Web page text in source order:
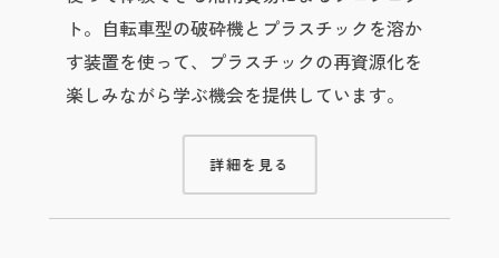
ト。自転車型の破砕機とプラスチックを溶か
す装置を使って、プラスチックの再資源化を
楽しみながら学ぶ機会を提供しています。
詳細を見る